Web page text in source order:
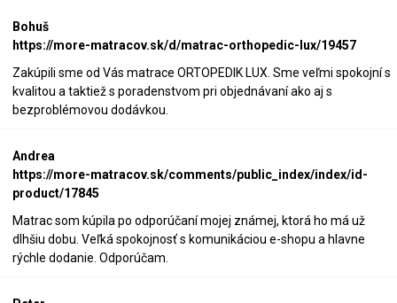
Bohuš
https://more-matracov.sk/d/matrac-orthopedic-lux/19457
Zakúpili sme od Vás matrace ORTOPEDIK LUX. Sme veľmi spokojní s
kvalitou a taktiež s poradenstvom pri objednávaní ako aj s
bezproblémovou dodávkou.
Andrea
https://more-matracov.sk/comments/public_index/index/id-
product/17845
Matrac som kúpila po odporúčaní mojej známej, ktorá ho má už
dlhšiu dobu. Veľká spokojnosť s komunikáciou e-shopu a hlavne
rýchle dodanie. Odporúčam.